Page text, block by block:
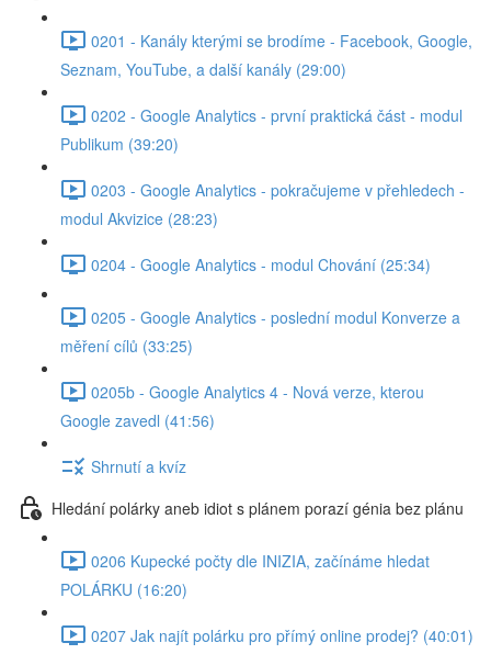
0201 - Kanály kterými se brodíme - Facebook, Google,
Seznam, YouTube, a další kanály (29:00)
0202 - Google Analytics - první praktická část - modul
Publikum (39:20)
0203 - Google Analytics - pokračujeme v přehledech -
modul Akvizice (28:23)
0204 - Google Analytics - modul Chování (25:34)
0205 - Google Analytics - poslední modul Konverze a
měření cílů (33:25)
0205b - Google Analytics 4 - Nová verze, kterou
Google zavedl (41:56)
Shrnutí a kvíz
Hledání polárky aneb idiot s plánem porazí génia bez plánu
0206 Kupecké počty dle INIZIA, začínáme hledat
POLÁRKU (16:20)
0207 Jak najít polárku pro přímý online prodej? (40:01)